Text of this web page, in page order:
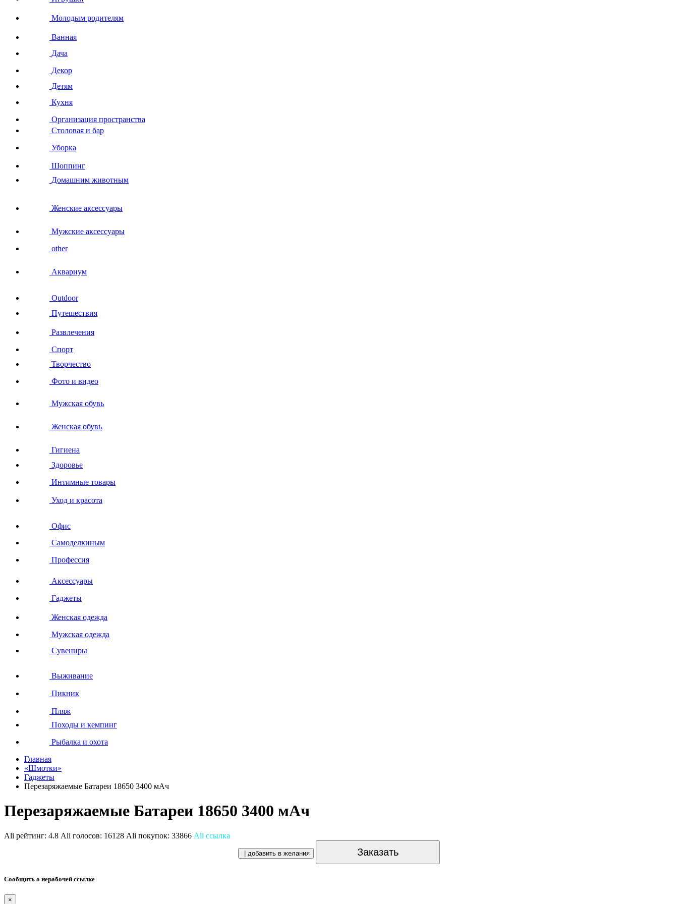
Молодым родителям
Ванная
Дача
Декор
Детям
Кухня
Организация пространства
Столовая и бар
Уборка
Шоппинг
Домашним животным
Женские аксессуары
Мужские аксессуары
other
Аквариум
Outdoor
Путешествия
Развлечения
Спорт
Творчество
Фото и видео
Мужская обувь
Женская обувь
Гигиена
Здоровье
Интимные товары
Уход и красота
Офис
Самоделкиным
Профессия
Аксессуары
Гаджеты
Женская одежда
Мужская одежда
Сувениры
Выживание
Пикник
Пляж
Походы и кемпинг
Рыбалка и охота
Главная
«Шмотки»
Гаджеты
Перезаряжаемые Батареи 18650 3400 мАч
Перезаряжаемые Батареи 18650 3400 мАч
Ali рейтинг: 4.8 Ali голосов: 16128 Ali покупок: 33866 Ali ссылка
| добавить в желания Заказать
Сообщить о нерабочей ссылке
×